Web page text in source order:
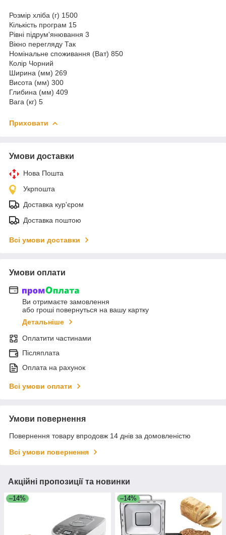
Розмір хліба (г) 1500
Кількість програм 15
Рівні підрум'янювання 3
Вікно перегляду Так
Номінальне споживання (Ват) 850
Колір Чорний
Ширина (мм) 269
Висота (мм) 300
Глибина (мм) 409
Вага (кг) 5
Приховати
Умови доставки
Нова Пошта
Укрпошта
Доставка кур'єром
Доставка поштою
Всі умови доставки
Умови оплати
Ви отримаєте замовлення
або гроші повернуться на вашу картку
Детальніше
Оплатити частинами
Післяплата
Оплата на рахунок
Всі умови оплати
Умови повернення
Повернення товару впродовж 14 днів за домовленістю
Всі умови повернення
Акційні пропозиції та новинки
–14% –14%